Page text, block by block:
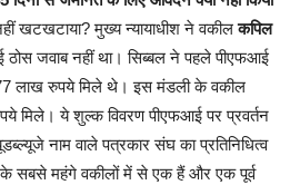
खटखटाया? मुख्य न्यायाधीश ने वकीलकपिल
ठोस जवाब नहीं था। सिब्बल ने पहले पीएफआई
77 लाख रुपये मिले थे। इस मंडली के वकील
मिले। ये शुल्क विवरण पीएफआई पर प्रवर्तन
नाम वाले पत्रकार संघ का प्रतिनिधित्व
के सबसे महंगे वकीलों में से एक हैं और एक पूर्व